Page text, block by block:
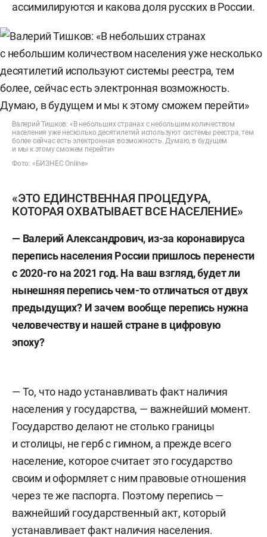
ассимилируются и какова доля русских в России.
Валерий Тишков: «В небольших странах с небольшим количеством
населения уже несколько десятилетий используют системы реестра, тем
более сейчас есть электронная возможность. Думаю, в будущем
и мы к этому сможем перейти»
Фото: «БИЗНЕС Online»
«ЭТО ЕДИНСТВЕННАЯ ПРОЦЕДУРА,
КОТОРАЯ ОХВАТЫВАЕТ ВСЕ НАСЕЛЕНИЕ»
— Валерий Александрович, из-за коронавируса
перепись населения России пришлось перенести
с 2020-го на 2021 год. На ваш взгляд, будет ли
нынешняя перепись чем-то отличаться от двух
предыдущих? И зачем вообще перепись нужна
человечеству и нашей стране в цифровую
эпоху?
— То, что надо устанавливать факт наличия
населения у государства, — важнейший момент.
Государство делают не столько границы
и столицы, не герб с гимном, а прежде всего
население, которое считает это государство
своим и оформляет с ним правовые отношения
через те же паспорта. Поэтому перепись —
важнейший государственный акт, который
устанавливает факт наличия населения.